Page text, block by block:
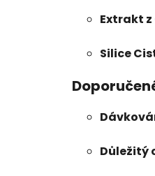
Extrakt
Silice
Důležitý